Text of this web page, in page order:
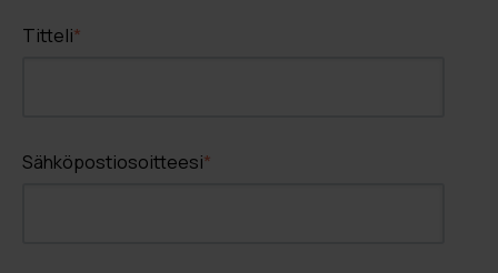
Titteli*
Sähköpostiosoitteesi*